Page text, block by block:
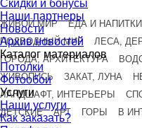
Скидки и бонусы
Наши партнеры
Новости
Архив новостей
Каталог материалов
Потолки
Фотообои
Услуги
Наши услуги
Как заказать?
ЖИВОЙ МИР ЕДА И НАПИТКИ
ПОДВОДНЫЙ МИР
ЛЕСА,
ГОРОДА, АРХИТЕКТУРА
ЖИВОПИСЬ
ЗАКАТ, ЛУНА
ЛАНДШАФТ, ИНТЕРЬЕРЫ
ДЕТСКИЕ
АРТ ГОРЫ В